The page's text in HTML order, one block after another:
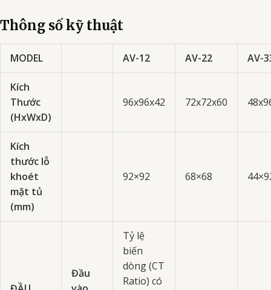
Thông số kỹ thuật
MODEL AV-12 AV-22 AV-
Kích
Thước
(HxWxD)
96x96x42 72x72x60
Kích
thước lỗ
khoét
mặt tủ
(mm)
92×92 68×68
Đầu
Tỷ lệ
biến
dòng (CT
Ratio) có